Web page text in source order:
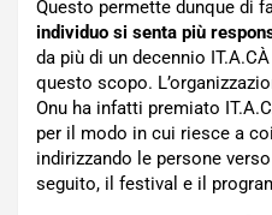
Questo permette dunque di
individuo si senta più
da più di un decennio
questo scopo.
Onu ha infatti premiato
per il modo in cui riesce a
indirizzando le persone
seguito, il festival e il